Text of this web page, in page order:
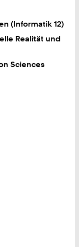
(Informatik 12)
Realität und
Sciences